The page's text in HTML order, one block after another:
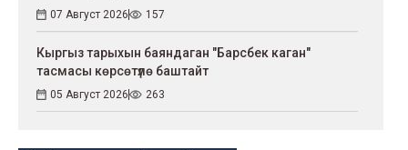
07 Август 2026 157
Кыргыз тарыхын баяндаган "Барсбек каган"
тасмасы көрсөтүлө баштайт
05 Август 2026 263